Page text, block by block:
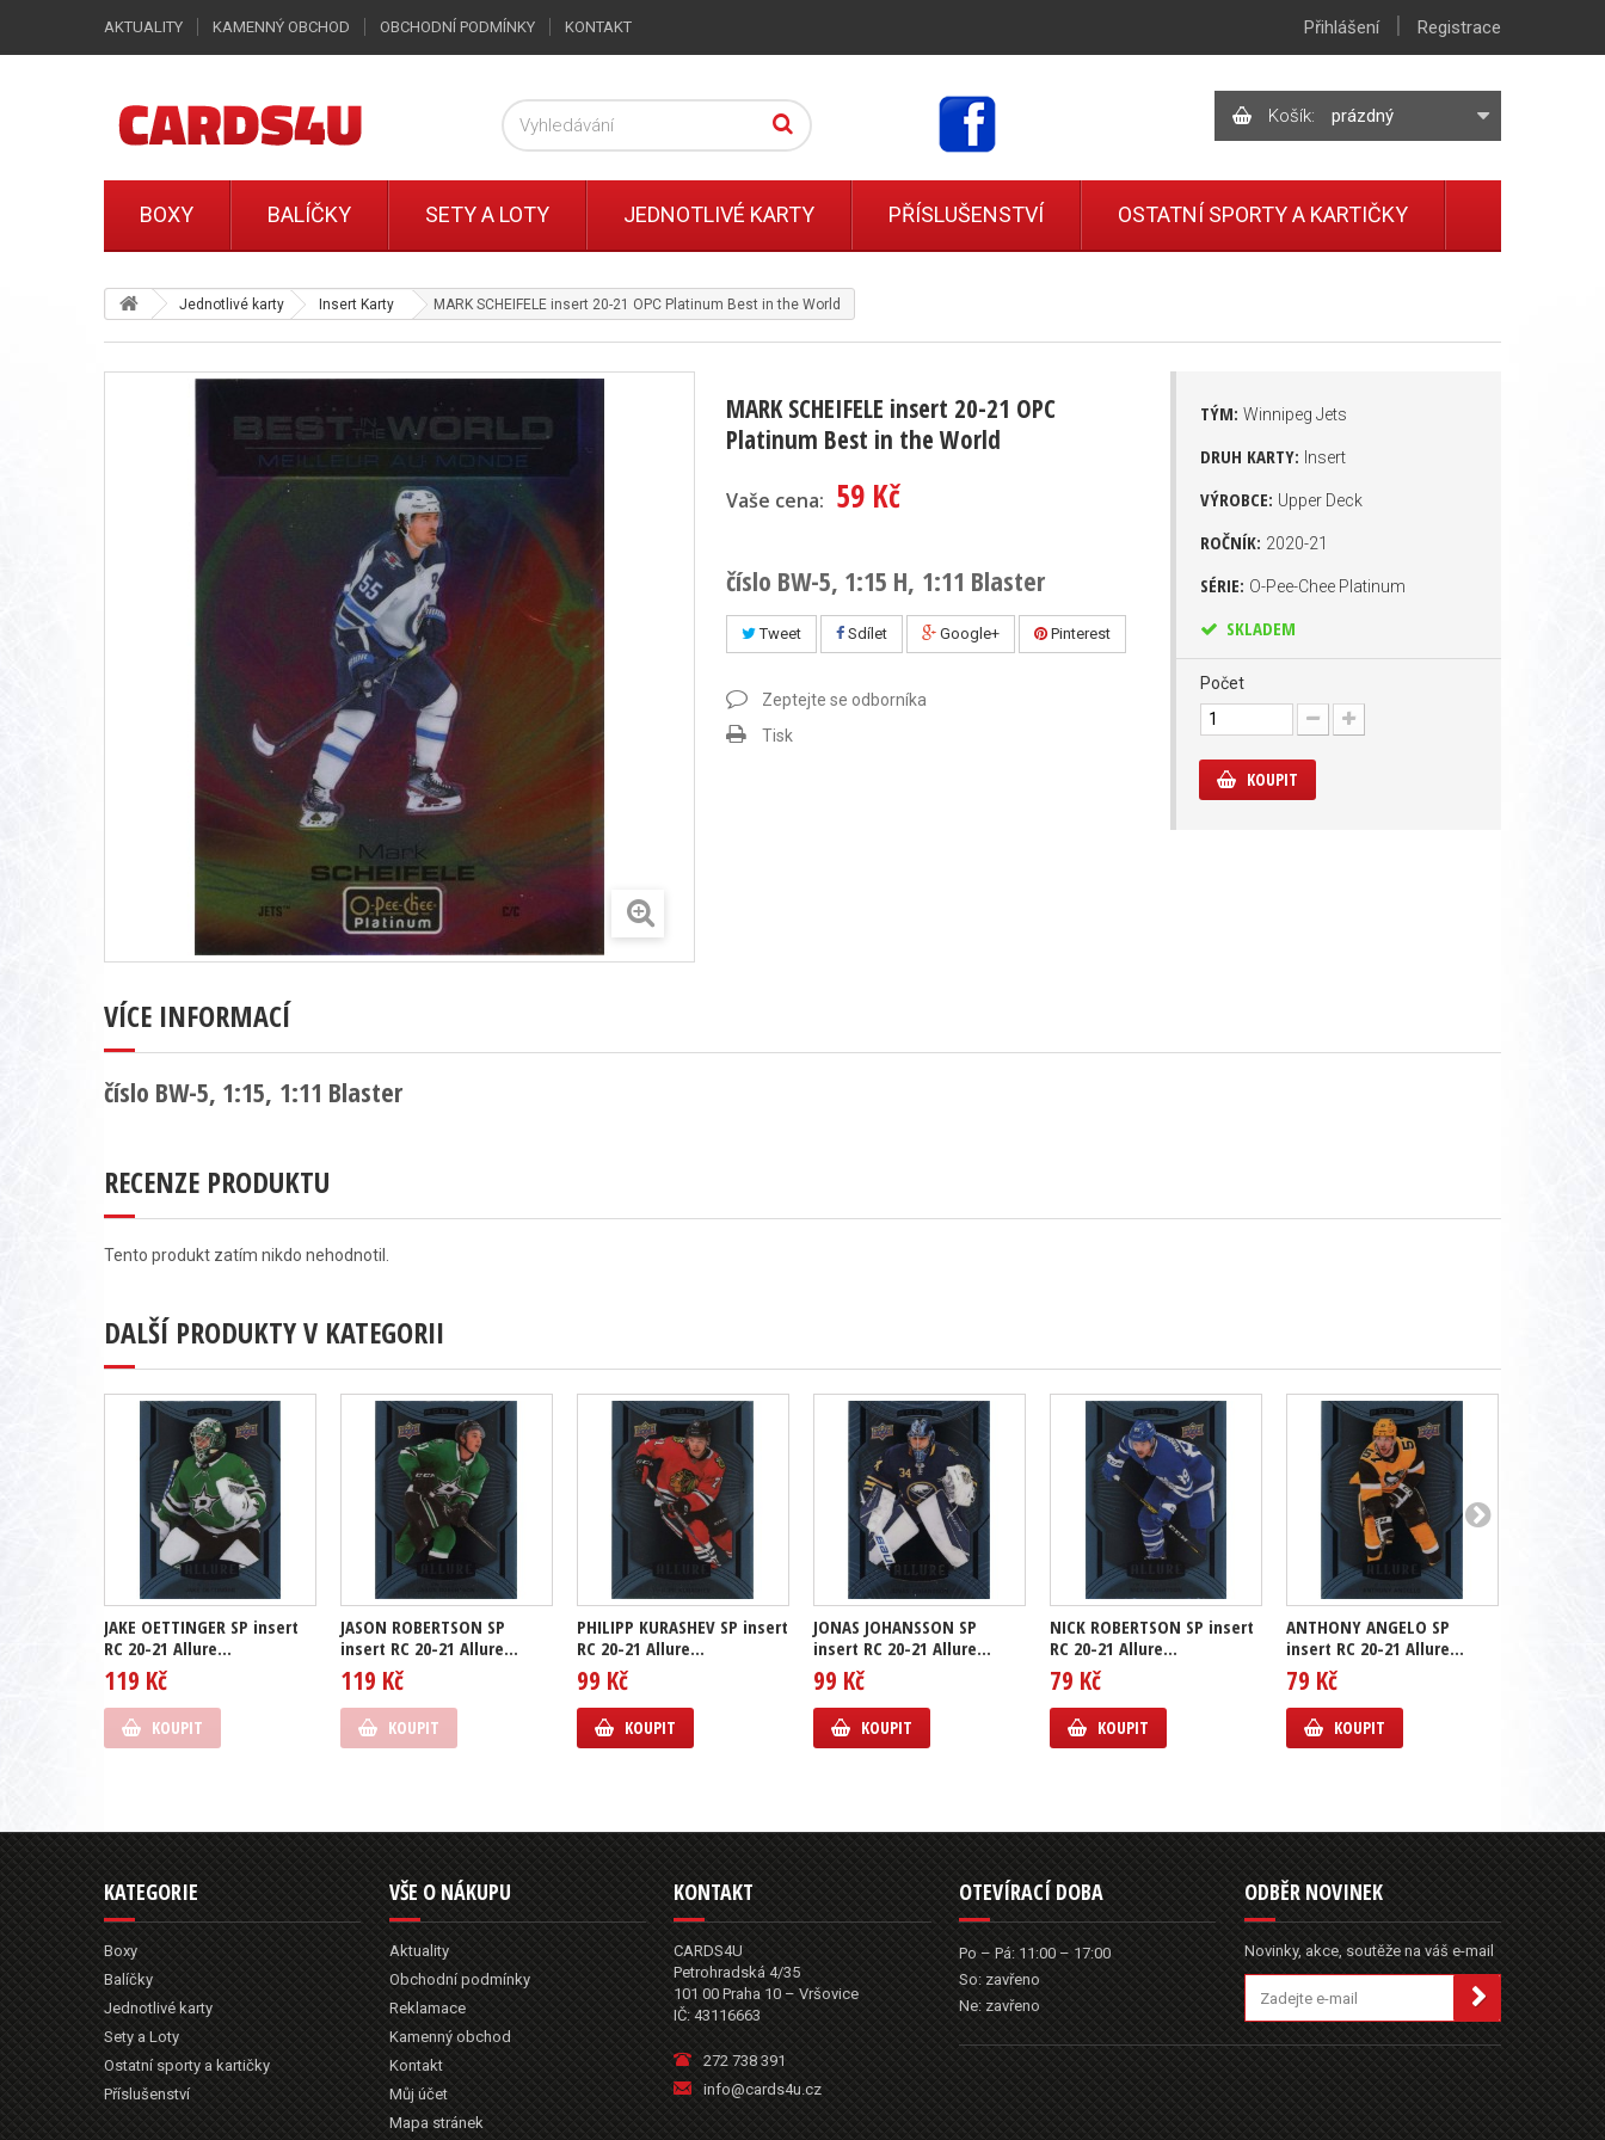
Jednotlivé karty Insert Karty MARK SCHEIFELE insert 20-21 OPC Platinum Best in the World
MARK SCHEIFELE insert 20-21 OPC
Platinum Best in the World
Vaše cena: 59 Kč
číslo BW-5, 1:15 H, 1:11 Blaster
Tweet Sdílet Google+ Pinterest
Zeptejte se odborníka
Tisk
TÝM: Winnipeg Jets
DRUH KARTY: Insert
VÝROBCE: Upper Deck
ROČNÍK: 2020-21
SÉRIE: O-Pee-Chee Platinum
SKLADEM
Počet
KOUPIT
VÍCE INFORMACÍ
číslo BW-5, 1:15, 1:11 Blaster
RECENZE PRODUKTU
Tento produkt zatím nikdo nehodnotil.
DALŠÍ PRODUKTY V KATEGORII
JAKE OETTINGER SP insert
RC 20-21 Allure...
119 Kč
KOUPIT
JASON ROBERTSON SP
insert RC 20-21 Allure...
119 Kč
KOUPIT
PHILIPP KURASHEV SP insert
RC 20-21 Allure...
99 Kč
KOUPIT
JONAS JOHANSSON SP
insert RC 20-21 Allure...
99 Kč
KOUPIT
NICK ROBERTSON SP insert
RC 20-21 Allure...
79 Kč
KOUPIT
ANTHONY ANGELO SP
insert RC 20-21 Allure...
79 Kč
KOUPIT
AKTUALITY KAMENNÝ OBCHOD OBCHODNÍ PODMÍNKY KONTAKT Přihlášení | Registrace
Košík: prázdný
BOXY BALÍČKY SETY A LOTY JEDNOTLIVÉ KARTY PŘÍSLUŠENSTVÍ OSTATNÍ SPORTY A KARTIČKY
KATEGORIE
Boxy
Balíčky
Jednotlivé karty
Sety a Loty
Ostatní sporty a kartičky
Příslušenství
VŠE O NÁKUPU
Aktuality
Obchodní podmínky
Reklamace
Kamenný obchod
Kontakt
Můj účet
Mapa stránek
KONTAKT
CARDS4U
Petrohradská 4/35
101 00 Praha 10 – Vršovice
IČ: 43116663
272 738 391
info@cards4u.cz
OTEVÍRACÍ DOBA
Po – Pá: 11:00 – 17:00
So: zavřeno
Ne: zavřeno
ODBĚR NOVINEK
Novinky, akce, soutěže na váš e-mail